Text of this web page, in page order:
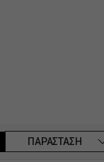
ΠΑΡΑΣΤΑΣΗ